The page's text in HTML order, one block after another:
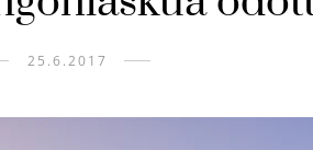
25.6.2017